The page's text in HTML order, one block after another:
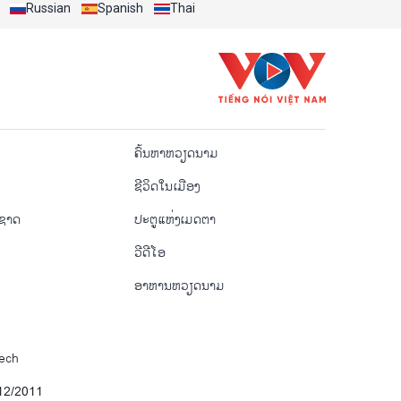
Russian Spanish Thai
ຄົ້ນຫາຫວຽດນາມ
ຊີ​ວິດ​ໃນ​ເມືອງ
າດ
ປະຕູແຫ່ງເມດຕາ
ວີດີໂອ
ອາຫານຫວຽດນາມ
2011